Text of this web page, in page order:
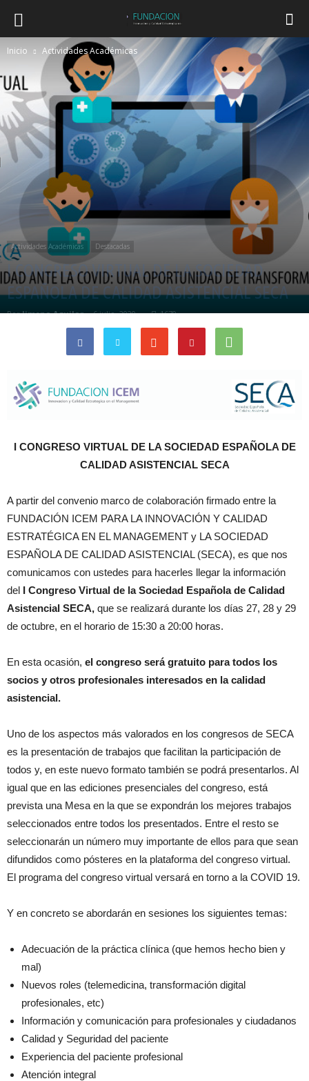
Inicio Actividades Académicas
Actividades Académicas Destacadas
I CONGRESO VIRTUAL DE LA SOCIEDAD
ESPAÑOLA DE CALIDAD ASISTENCIAL SECA
PorJimena Aguilar - 6 julio, 2020 1670
I CONGRESO VIRTUAL DE LA SOCIEDAD ESPAÑOLA DE
CALIDAD ASISTENCIAL SECA
A partir del convenio marco de colaboración firmado entre la
FUNDACIÓN ICEM PARA LA INNOVACIÓN Y CALIDAD
ESTRATÉGICA EN EL MANAGEMENT y LA SOCIEDAD
ESPAÑOLA DE CALIDAD ASISTENCIAL (SECA), es que nos
comunicamos con ustedes para hacerles llegar la información
del I Congreso Virtual de la Sociedad Española de Calidad
Asistencial SECA, que se realizará durante los días 27, 28 y 29
de octubre, en el horario de 15:30 a 20:00 horas.
En esta ocasión, el congreso será gratuito para todos los
socios y otros profesionales interesados en la calidad
asistencial.
Uno de los aspectos más valorados en los congresos de SECA
es la presentación de trabajos que facilitan la participación de
todos y, en este nuevo formato también se podrá presentarlos. Al
igual que en las ediciones presenciales del congreso, está
prevista una Mesa en la que se expondrán los mejores trabajos
seleccionados entre todos los presentados. Entre el resto se
seleccionarán un número muy importante de ellos para que sean
difundidos como pósteres en la plataforma del congreso virtual.
El programa del congreso virtual versará en torno a la COVID 19.
Y en concreto se abordarán en sesiones los siguientes temas:
Adecuación de la práctica clínica (que hemos hecho bien y
mal)
Nuevos roles (telemedicina, transformación digital
profesionales, etc)
Información y comunicación para profesionales y ciudadanos
Calidad y Seguridad del paciente
Experiencia del paciente profesional
Atención integral